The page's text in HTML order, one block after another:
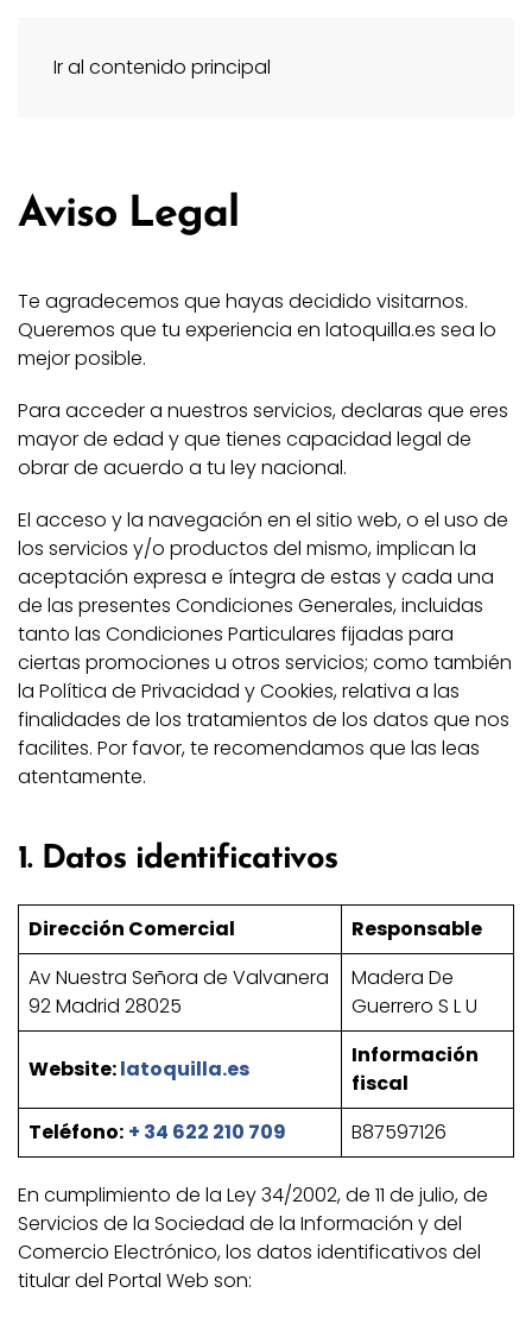
Ir al contenido principal
Aviso Legal
Te agradecemos que hayas decidido visitarnos.
Queremos que tu experiencia en latoquilla.es sea lo
mejor posible.
Para acceder a nuestros servicios, declaras que eres
mayor de edad y que tienes capacidad legal de
obrar de acuerdo a tu ley nacional.
El acceso y la navegación en el sitio web, o el uso de
los servicios y/o productos del mismo, implican la
aceptación expresa e íntegra de estas y cada una
de las presentes Condiciones Generales, incluidas
tanto las Condiciones Particulares fijadas para
ciertas promociones u otros servicios; como también
la Política de Privacidad y Cookies, relativa a las
finalidades de los tratamientos de los datos que nos
facilites. Por favor, te recomendamos que las leas
atentamente.
1. Datos identificativos
Dirección Comercial
Responsable
Av Nuestra Señora de Valvanera
92 Madrid 28025
Madera De
Guerrero S L U
Website:latoquilla.es
Información
fiscal
Teléfono: + 34 622 210 709 B87597126
En cumplimiento de la Ley 34/2002, de 11 de julio, de
Servicios de la Sociedad de la Información y del
Comercio Electrónico, los datos identificativos del
titular del Portal Web son: